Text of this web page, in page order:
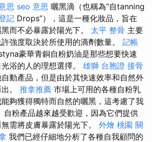
思 seo 意思 曬黑滴（也稱為“自tanning
記 Drops”），這是一種化妝品，旨在
而不必暴露於陽光下。 太平 整骨 主要
強度取決於所使用的滴劑數量。 記帳
豪華青銅自粉奶油是那些想要快速
浴的人的理想選擇。 雄獅 台胞證 接骨
動產品，但是由於其快速效率和自然外
。 推拿推薦 市場上可用的各種自粉乳
夠獲得獨特而自然的曬黑，這考慮了我
自粉產品越來越受歡迎，因為它們提供
需將皮膚暴露於陽光下。 外燴 桃園 關
我們已經仔細地分析了各種自我顧問的